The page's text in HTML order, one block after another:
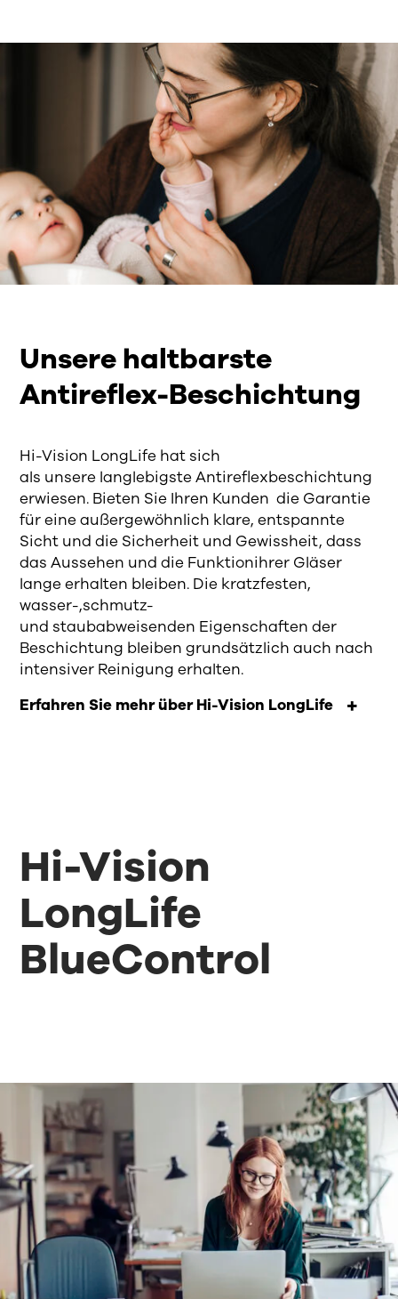
Unsere haltbarste
Antireflex-Beschichtung
Hi-Vision LongLife hat sich
als unsere langlebigste Antireflexbeschichtung
erwiesen. Bieten Sie Ihren Kunden die Garantie
für eineaußergewöhnlich klare, entspannte
Sicht und die Sicherheit und Gewissheit, dass
das Aussehen und die Funktionihrer Gläser
lange erhalten bleiben. Die kratzfesten,
wasser-,schmutz-
und staubabweisenden Eigenschaften der
Beschichtung bleiben grundsätzlich auch nach
intensiver Reinigung erhalten.
Erfahren Sie mehr über Hi-Vision LongLife
Hi-Vision
LongLife
BlueControl